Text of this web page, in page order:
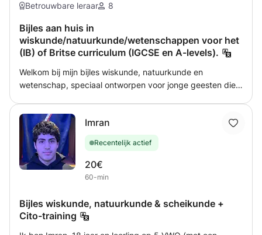
Betrouwbare leraar 8
Bijles aan huis in
wiskunde/natuurkunde/wetenschappen voor het
(IB) of Britse curriculum (IGCSE en A-levels).
Welkom bij mijn bijles wiskunde, natuurkunde en
wetenschap, speciaal ontworpen voor jonge geesten die
in om studenten te helpen deze boeiende onderwerpen
niet alleen te begrijpen, maar ook een liefde voor ze te
ontwikkelen. Dit is wat u kunt verwachten van mijn
bijlessessies Gepersonaliseerd leren: Elke leerling is uniek
en ik geloof in het afstemmen van mijn lesmethoden op de
plaats daarvan concentreer ik me op het begrijpen van
hun sterke punten en verbeterpunten om een
Imran
Recentelijk actief
20€
60-min
Bijles wiskunde, natuurkunde & scheikunde +
Cito-training